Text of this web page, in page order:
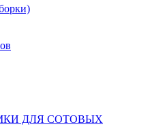
ДЛЯ СОТОВЫХ